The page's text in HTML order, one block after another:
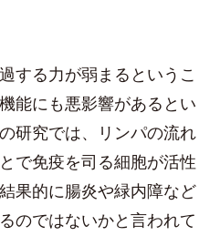
する力が弱まるというこ
能にも悪影響があるとい
研究では、リンパの流れ
で免疫を司る細胞が活性
果的に腸炎や緑内障など
のではないかと言われて